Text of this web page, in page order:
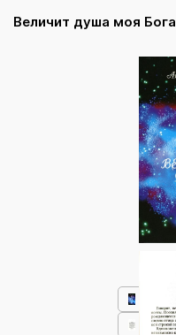
Величит душа моя Бога